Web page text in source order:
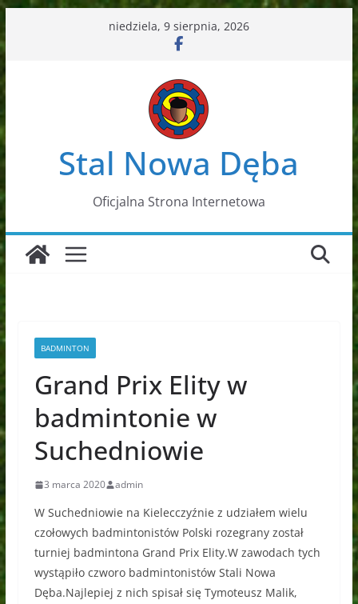
do
niedziela, 9 sierpnia, 2026
Stal Nowa Dęba
Oficjalna Strona Internetowa
BADMINTON
Grand Prix Elity w
badmintonie w
Suchedniowie
3 marca 2020 admin
W Suchedniowie na Kielecczyźnie z udziałem wielu
czołowych badmintonistów Polski rozegrany został
turniej badmintona Grand Prix Elity.W zawodach tych
wystąpiło czworo badmintonistów Stali Nowa
Dęba.Najlepiej z nich spisał się Tymoteusz Malik,